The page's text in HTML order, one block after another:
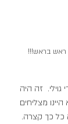
ראש בראש!!!
זה היה
מצליחים
כל כך קצרה.